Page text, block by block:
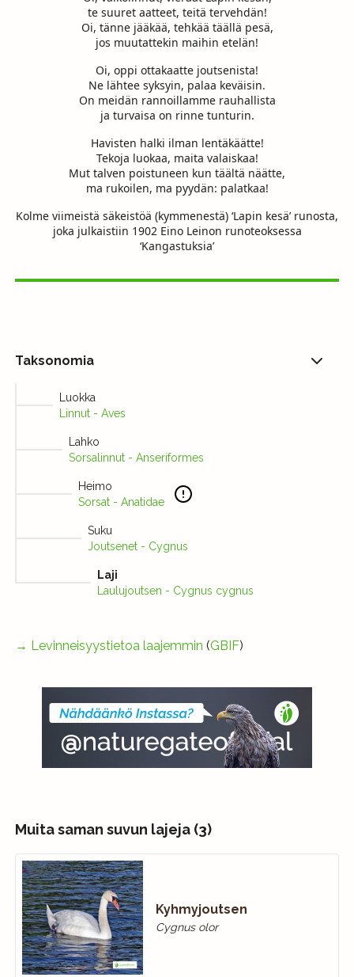
te suuret aatteet, teitä tervehdän!
Oi, tänne jääkää, tehkää täällä pesä,
jos muutattekin maihin etelän!
Oi, oppi ottakaatte joutsenista!
Ne lähtee syksyin, palaa keväisin.
On meidän rannoillamme rauhallista
ja turvaisa on rinne tunturin.
Havisten halki ilman lentäkäätte!
Tekoja luokaa, maita valaiskaa!
Mut talven poistuneen kun täältä näätte,
ma rukoilen, ma pyydän: palatkaa!
Kolme viimeistä säkeistöä (kymmenestä) ‘Lapin kesä’ runosta,
joka julkaistiin 1902 Eino Leinon runoteoksessa
‘Kangastuksia’
Taksonomia
Luokka
Linnut - Aves
Lahko
Sorsalinnut - Anseriformes
Heimo
Sorsat - Anatidae
Suku
Joutsenet - Cygnus
Laji
Laulujoutsen - Cygnus cygnus
→ Levinneisyystietoa laajemmin (GBIF)
Muita saman suvun lajeja (3)
Kyhmyjoutsen
Cygnus olor